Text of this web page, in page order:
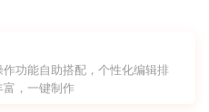
功能自助搭配，个性化编辑排
富，一键制作